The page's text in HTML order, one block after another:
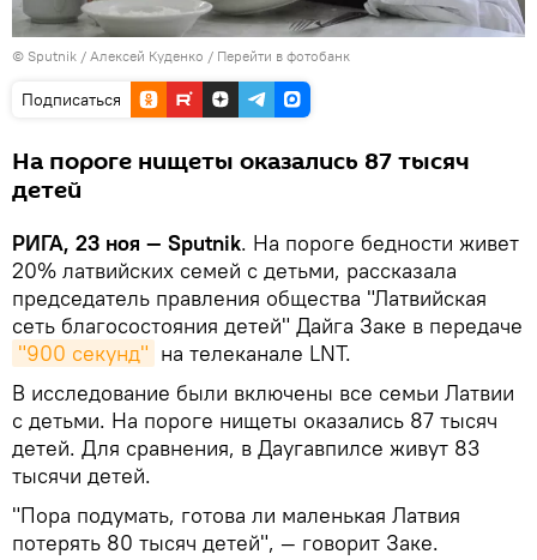
© Sputnik / Алексей Куденко / Перейти в фотобанк
Подписаться
На пороге нищеты оказались 87 тысяч
детей
РИГА, 23 ноя — Sputnik. На пороге бедности живет
20% латвийских семей с детьми, рассказала
председатель правления общества "Латвийская
сеть благосостояния детей" Дайга Заке в передаче
"900 секунд" на телеканале LNT.
В исследование были включены все семьи Латвии
с детьми. На пороге нищеты оказались 87 тысяч
детей. Для сравнения, в Даугавпилсе живут 83
тысячи детей.
"Пора подумать, готова ли маленькая Латвия
потерять 80 тысяч детей", — говорит Заке.